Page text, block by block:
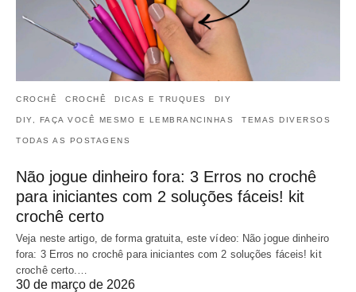
CROCHÊ CROCHÊ DICAS E TRUQUES DIY
DIY, FAÇA VOCÊ MESMO E LEMBRANCINHAS TEMAS DIVERSOS
TODAS AS POSTAGENS
Não jogue dinheiro fora: 3 Erros no crochê
para iniciantes com 2 soluções fáceis! kit
crochê certo
Veja neste artigo, de forma gratuita, este vídeo: Não jogue dinheiro
fora: 3 Erros no crochê para iniciantes com 2 soluções fáceis! kit
crochê certo.…
30 de março de 2026